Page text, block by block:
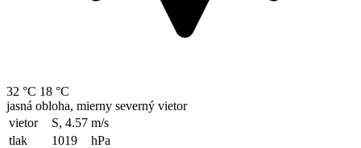
32 °C 18 °C
jasná obloha, mierny severný vietor
vietor
S, 4.57 m/s
tlak
1019
hPa